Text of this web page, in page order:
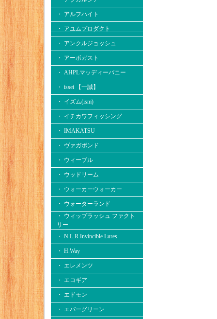
・ アルフハイト
・ アユムプロダクト
・ アンクルジョッシュ
・ アーボガスト
・ AHPLマッディーバニー
・ issei 【一誠】
・ イズム(ism)
・ イチカワフィッシング
・ IMAKATSU
・ ヴァガボンド
・ ウィーブル
・ ウッドリーム
・ ウォーカーウォーカー
・ ウォーターランド
・ ウィップラッシュ ファクト
リー
・ N.L.R Invincible Lures
・ H.Way
・ エレメンツ
・ エコギア
・ エドモン
・ エバーグリーン